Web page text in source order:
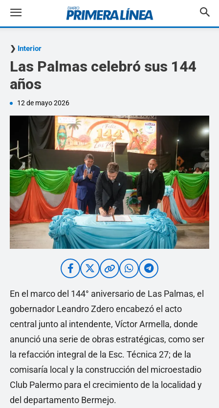
Interior
Las Palmas celebró sus 144
años
12 de mayo 2026
En el marco del 144° aniversario de Las Palmas, el
gobernador Leandro Zdero encabezó el acto
central junto al intendente, Víctor Armella, donde
anunció una serie de obras estratégicas, como ser
la refacción integral de la Esc. Técnica 27; de la
comisaría local y la construcción del microestadio
Club Palermo para el crecimiento de la localidad y
del departamento Bermejo.